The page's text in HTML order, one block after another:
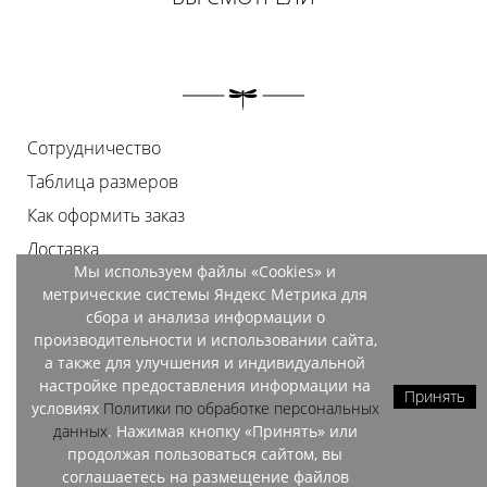
Сотрудничество
Таблица размеров
Как оформить заказ
Доставка
Оплата
Возврат
Документы
Контакты
Магазины
Мы используем файлы «Cookies» и
метрические системы Яндекс Метрика для
сбора и анализа информации о
производительности и использовании сайта,
а также для улучшения и индивидуальной
настройке предоставления информации на
условиях Политики по обработке персональных
данных. Нажимая кнопку «Принять» или
продолжая пользоваться сайтом, вы
соглашаетесь на размещение файлов
Принять